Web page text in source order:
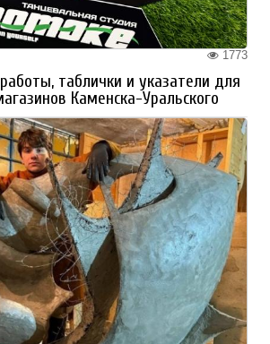
1773
таблички и указатели для
Каменска-Уральского